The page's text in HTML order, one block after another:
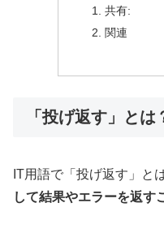
共有:
関連
「投げ返す」とは
IT用語で「投げ返す」とは
して結果やエラーを返す